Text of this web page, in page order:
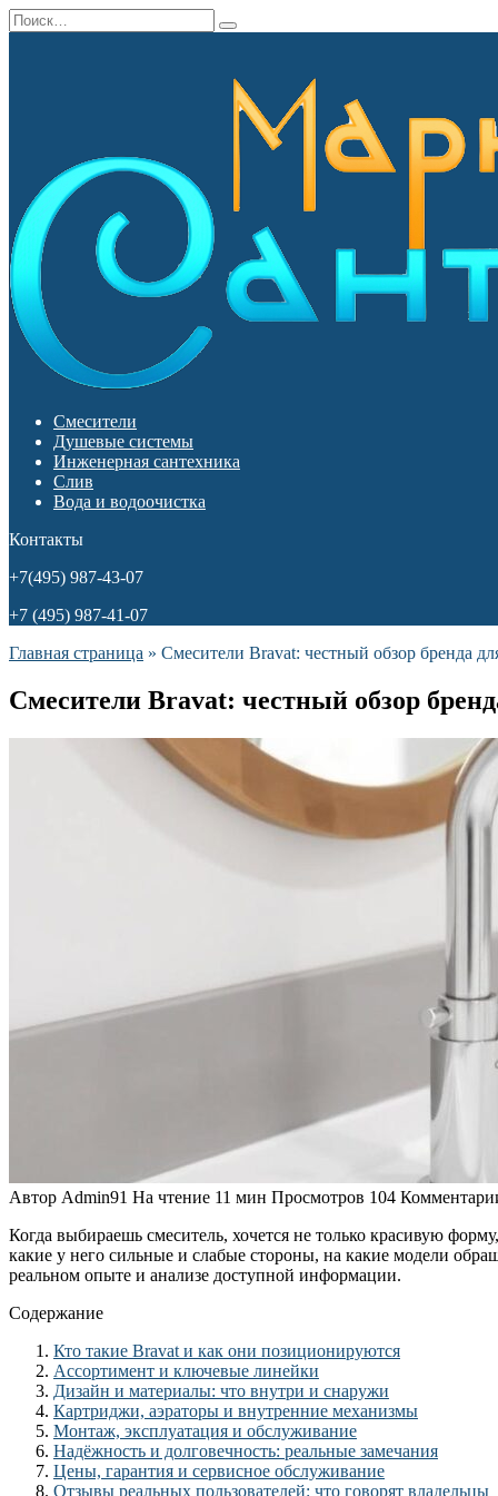
Перейти
к
Search
for:
Смесители
Душевые системы
Инженерная сантехника
Слив
Вода и водоочистка
Контакты
+7(495) 987-43-07
+7 (495) 987-41-07
Главная страница » Смесители Bravat: честный обзор бренда
Смесители Bravat: честный обзор
Автор Admin91 На чтение 11 мин Просмотров 104
Когда выбираешь смеситель, хочется не только красивую
какие у него сильные и слабые стороны, на какие модели
реальном опыте и анализе доступной информации.
Содержание
Кто такие Bravat и как они позиционируются
Ассортимент и ключевые линейки
Дизайн и материалы: что внутри и снаружи
Картриджи, аэраторы и внутренние механизмы
Монтаж, эксплуатация и обслуживание
Надёжность и долговечность: реальные замечания
Цены, гарантия и сервисное обслуживание
Отзывы реальных пользователей: что говорят владельцы